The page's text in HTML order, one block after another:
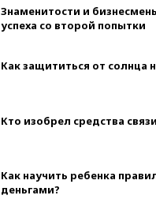
Знаменитости и
успеха со второй попытки
Как защититься от солнца
Кто изобрел средства
Как научить ребенка
деньгами?